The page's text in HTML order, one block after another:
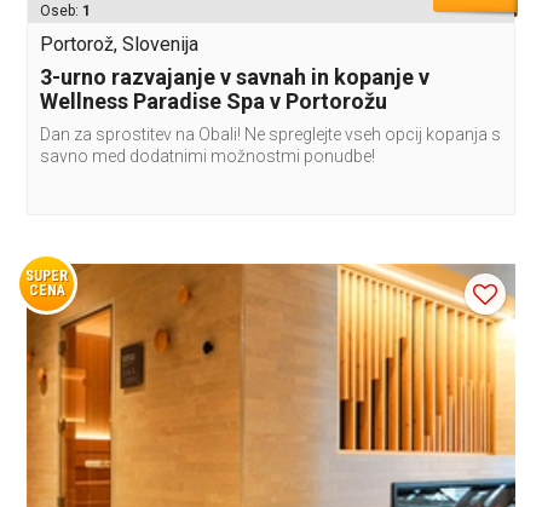
Oseb: 1
Portorož, Slovenija
3-urno razvajanje v savnah in kopanje v
Wellness Paradise Spa v Portorožu
Dan za sprostitev na Obali! Ne spreglejte vseh opcij kopanja s
savno med dodatnimi možnostmi ponudbe!
SUPER
CENA